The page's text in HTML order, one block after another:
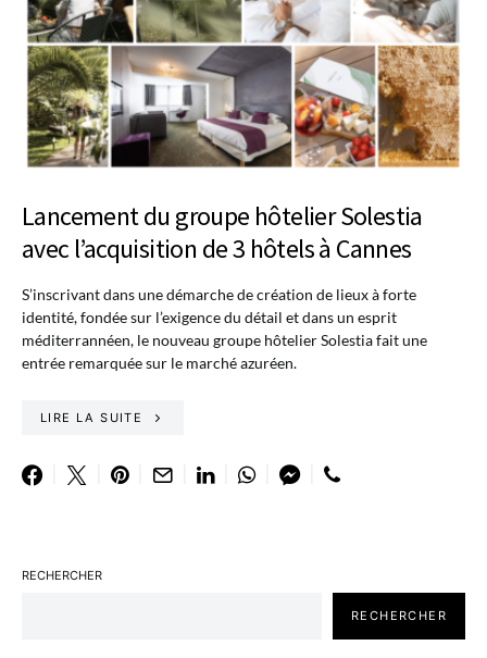
Lancement du groupe hôtelier Solestia
avec l’acquisition de 3 hôtels à Cannes
S’inscrivant dans une démarche de création de lieux à forte
identité, fondée sur l’exigence du détail et dans un esprit
méditerrannéen, le nouveau groupe hôtelier Solestia fait une
entrée remarquée sur le marché azuréen.
LIRE LA SUITE
RECHERCHER
RECHERCHER